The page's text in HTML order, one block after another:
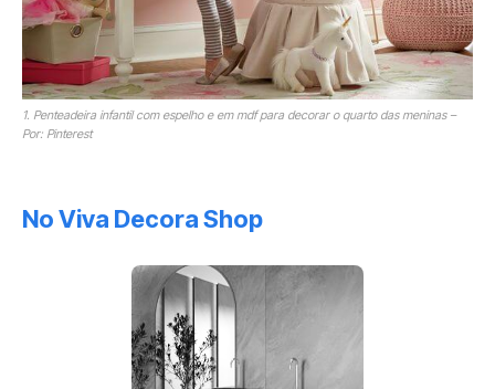
1. Penteadeira infantil com espelho e em mdf para decorar o quarto das meninas –
Por: Pinterest
No Viva Decora Shop